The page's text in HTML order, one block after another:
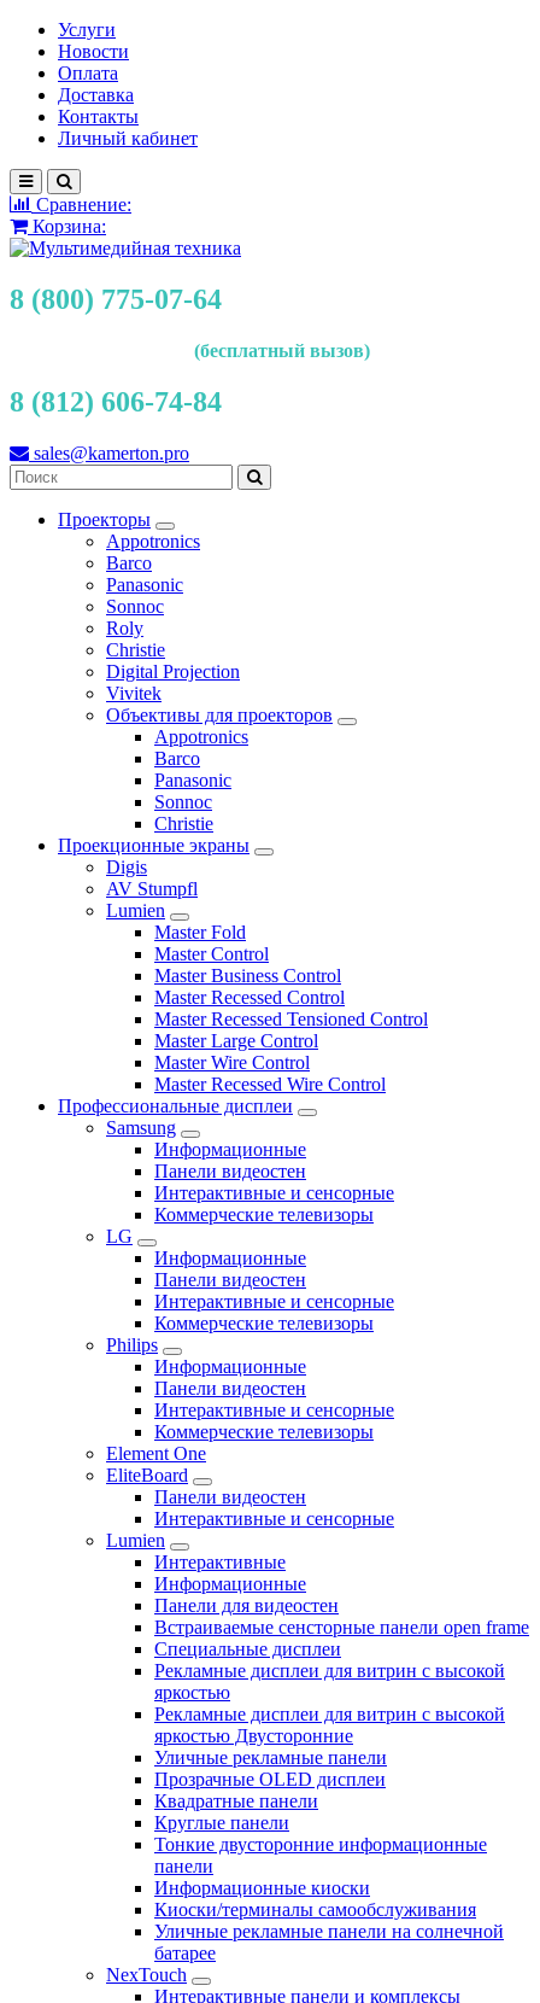
Услуги
Новости
Оплата
Доставка
Контакты
Личный кабинет
Сравнение:
Корзина:
8 (800) 775-07-64
(бесплатный вызов)
8 (812) 606-74-84
sales@kamerton.pro
Проекторы
Appotronics
Barco
Panasonic
Sonnoc
Roly
Christie
Digital Projection
Vivitek
Объективы для проекторов
Appotronics
Barco
Panasonic
Sonnoc
Сhristie
Проекционные экраны
Digis
AV Stumpfl
Lumien
Master Fold
Master Control
Master Business Control
Master Recessed Control
Master Recessed Tensioned Control
Master Large Control
Master Wire Control
Master Recessed Wire Control
Профессиональные дисплеи
Samsung
Информационные
Панели видеостен
Интерактивные и сенсорные
Коммерческие телевизоры
LG
Информационные
Панели видеостен
Интерактивные и сенсорные
Коммерческие телевизоры
Philips
Информационные
Панели видеостен
Интерактивные и сенсорные
Коммерческие телевизоры
Element One
EliteBoard
Панели видеостен
Интерактивные и сенсорные
Lumien
Интерактивные
Информационные
Панели для видеостен
Встраиваемые сенсторные панели open frame
Специальные дисплеи
Рекламные дисплеи для витрин с высокой
яркостью
Рекламные дисплеи для витрин с высокой
яркостью Двусторонние
Уличные рекламные панели
Прозрачные OLED дисплеи
Квадратные панели
Круглые панели
Тонкие двусторонние информационные
панели
Информационные киоски
Киоски/терминалы самообслуживания
Уличные рекламные панели на солнечной
батарее
NexTouch
Интерактивные панели и комплексы